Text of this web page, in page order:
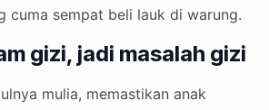
cuma sempat beli lauk di warung.
gizi, jadi masalah gizi
mulia, memastikan anak